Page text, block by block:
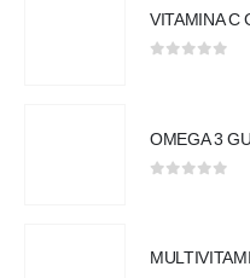
VITAMINA C
OMEGA 3